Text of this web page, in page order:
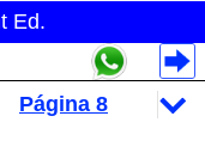
Ed.